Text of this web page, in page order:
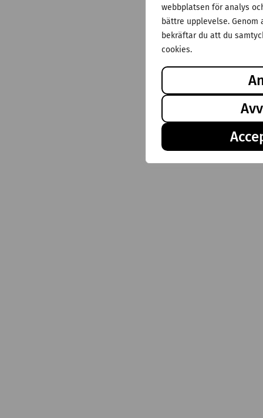
webbplatsen för analys
bättre upplevelse.
bekräftar du att du
cookies.